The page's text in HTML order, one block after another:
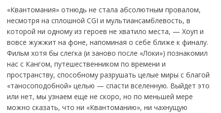
«Квантомания» отнюдь не стала абсолютным провалом,
несмотря на сплошной CGI и мультиансамблевость, в
которой ни одному из героев не хватило места, — Хоуп и
вовсе жужжит на фоне, напоминая о себе ближе к финалу.
Фильм хотя бы слегка (и заново после «Локи») познакомил
нас с Кангом, путешественником по времени и
пространству, способному разрушать целые миры с благой
«таносоподобной» целью — спасти вселенную. Выйдет это
или нет, мы узнаем еще не скоро, но по меньшей мере
можно сказать, что ни «Квантоманию», ни чахнущую